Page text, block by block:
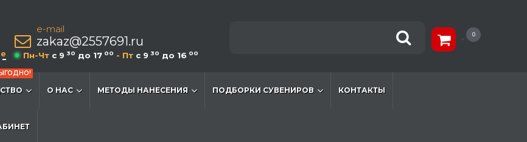
e-mail
zakaz@2557691.ru
Пн-Чт c 9 30 до 17 00 - Пт c 9 30 до 16 00
0
О НАС МЕТОДЫ НАНЕСЕНИЯ ПОДБОРКИ СУВЕНИРОВ КОНТАКТЫ